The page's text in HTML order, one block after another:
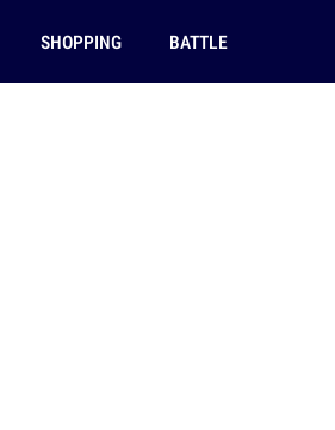
SHOPPING BATTLE